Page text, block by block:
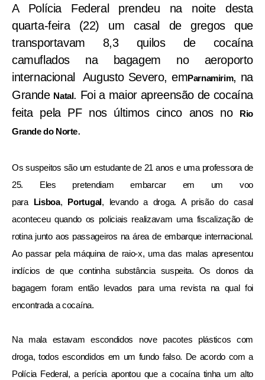
A Polícia Federal prendeu na noite desta
quarta-feira (22) um casal de gregos que
transportavam 8,3 quilos de cocaína
camuflados na bagagem no aeroporto
internacional Augusto Severo, emParnamirim, na
Grande Natal. Foi a maior apreensão de cocaína
feita pela PF nos últimos cinco anos no
Rio
Grande do Norte.
Os suspeitos são um estudante de 21 anos e uma professora de
25. Eles pretendiam embarcar em um voo
para Lisboa, Portugal, levando a droga. A prisão do casal
aconteceu quando os policiais realizavam uma fiscalização de
rotina junto aos passageiros na área de embarque internacional.
Ao passar pela máquina de raio-x, uma das malas apresentou
indícios de que continha substância suspeita. Os donos da
bagagem foram então levados para uma revista na qual foi
encontrada a cocaína.
Na mala estavam escondidos nove pacotes plásticos com
droga, todos escondidos em um fundo falso. De acordo com a
Polícia Federal, a perícia apontou que a cocaína tinha um alto